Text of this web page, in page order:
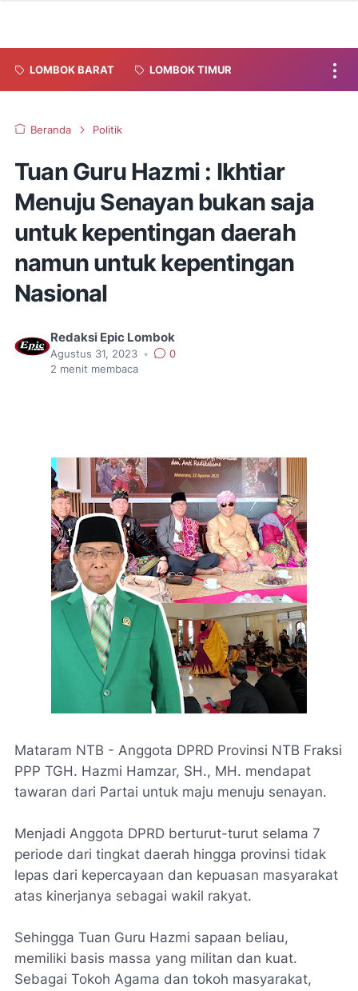
LOMBOK BARAT LOMBOK TIMUR
Beranda Politik
Tuan Guru Hazmi : Ikhtiar
Menuju Senayan bukan saja
untuk kepentingan daerah
namun untuk kepentingan
Nasional
Redaksi Epic Lombok
Agustus 31, 2023 •
0
2 menit membaca
Mataram NTB - Anggota DPRD Provinsi NTB Fraksi
PPP TGH. Hazmi Hamzar, SH., MH. mendapat
tawaran dari Partai untuk maju menuju senayan.
Menjadi Anggota DPRD berturut-turut selama 7
periode dari tingkat daerah hingga provinsi tidak
lepas dari kepercayaan dan kepuasan masyarakat
atas kinerjanya sebagai wakil rakyat.
Sehingga Tuan Guru Hazmi sapaan beliau,
memiliki basis massa yang militan dan kuat.
Sebagai Tokoh Agama dan tokoh masyarakat,